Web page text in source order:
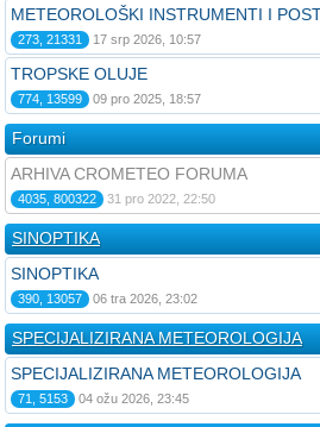
METEOROLOŠKI INSTRUMENTI I
273, 21331 17 srp 2026, 10:57
TROPSKE OLUJE
774, 13599 09 pro 2025, 18:57
Forumi
ARHIVA CROMETEO FORUMA
4035, 800322 31 pro 2022, 22:50
SINOPTIKA
SINOPTIKA
390, 13057 06 tra 2026, 23:02
SPECIJALIZIRANA METEOROLOGIJA
SPECIJALIZIRANA METEOROLOGIJA
71, 5153 04 ožu 2026, 23:45